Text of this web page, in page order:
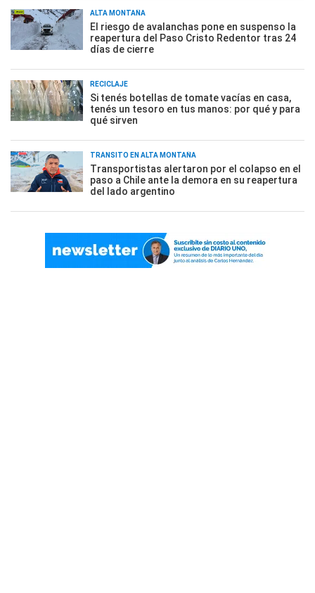
ALTA MONTAÑA
El riesgo de avalanchas pone en suspenso la
reapertura del Paso Cristo Redentor tras 24
días de cierre
RECICLAJE
Si tenés botellas de tomate vacías en casa,
tenés un tesoro en tus manos: por qué y para
qué sirven
TRÁNSITO EN ALTA MONTAÑA
Transportistas alertaron por el colapso en el
paso a Chile ante la demora en su reapertura
del lado argentino